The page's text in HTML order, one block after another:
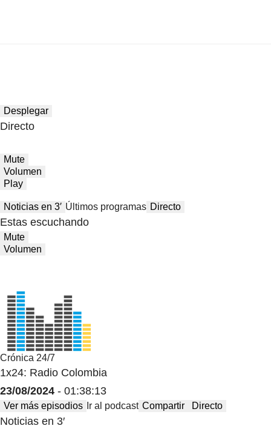
Desplegar
Directo
Mute
Volumen
Play
Noticias en 3′ Últimos programas Directo
Estas escuchando
Mute
Volumen
Crónica 24/7
1x24: Radio Colombia
23/08/2024 - 01:38:13
Ver más episodios Ir al podcast Compartir Directo
Noticias en 3′